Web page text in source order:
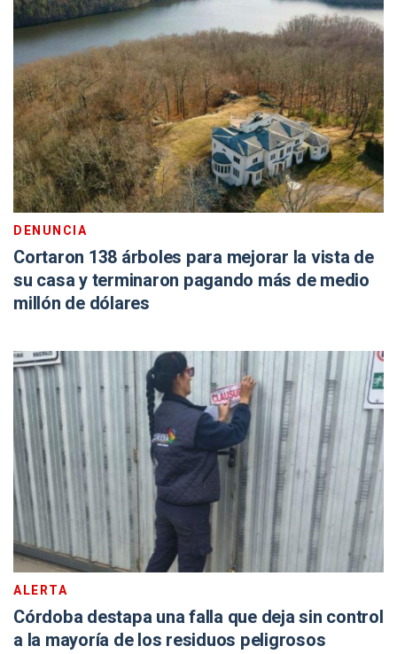
DENUNCIA
Cortaron 138 árboles para mejorar la vista de
su casa y terminaron pagando más de medio
millón de dólares
ALERTA
Córdoba destapa una falla que deja sin control
a la mayoría de los residuos peligrosos